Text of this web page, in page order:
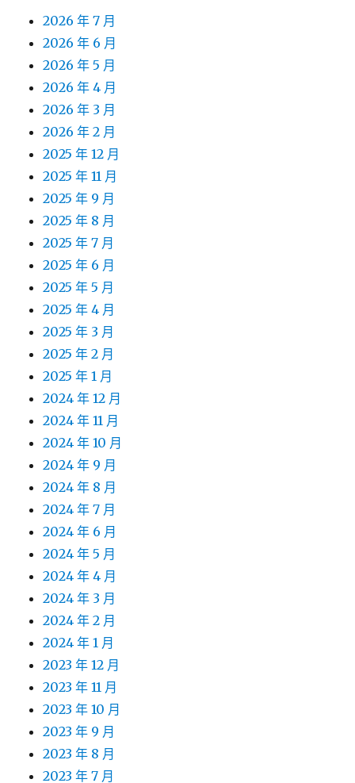
2026 年 7 月
2026 年 6 月
2026 年 5 月
2026 年 4 月
2026 年 3 月
2026 年 2 月
2025 年 12 月
2025 年 11 月
2025 年 9 月
2025 年 8 月
2025 年 7 月
2025 年 6 月
2025 年 5 月
2025 年 4 月
2025 年 3 月
2025 年 2 月
2025 年 1 月
2024 年 12 月
2024 年 11 月
2024 年 10 月
2024 年 9 月
2024 年 8 月
2024 年 7 月
2024 年 6 月
2024 年 5 月
2024 年 4 月
2024 年 3 月
2024 年 2 月
2024 年 1 月
2023 年 12 月
2023 年 11 月
2023 年 10 月
2023 年 9 月
2023 年 8 月
2023 年 7 月